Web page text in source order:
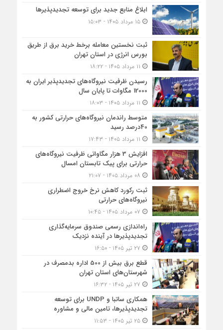
ابلاغ منابع جدید برای توسعه تجدیدپذیرها
۱۵ مرداد ۱۴۰۵ - ۱۵:۰۳
ثبت نخستین معامله برخط خرید برق از طریق
بورس انرژی در استان تهران
رسیدن ظرفیت نیروگاه‌های تجدیدپذیر ایران به
12000 مگاوات تا پایان سال
متوسط راندمان نیروگاه‌های حرارتی کشور به
40درصد رسید
افزایش 3 هزار مگاواتی ظرفیت نیروگاه‌های
حرارتی برای پیک تابستان امسال
ثبت رکورد کاهش نرخ خروج اضطراری
نیروگاه‌های حرارتی
راه‌اندازی رسمی صندوق سرمایه‌گذاری
تجدیدپذیرها در آینده نزدیک
قطع برق بیش از 500 اداره بدمصرف در
شهرستان‌های استان تهران
همکاری ساتبا و UNDP برای توسعه
تجدیدپذیرها، تامین مالی و مشاوره
۲۵ تیر ۱۴۰۵ - ۱۱:۵۳